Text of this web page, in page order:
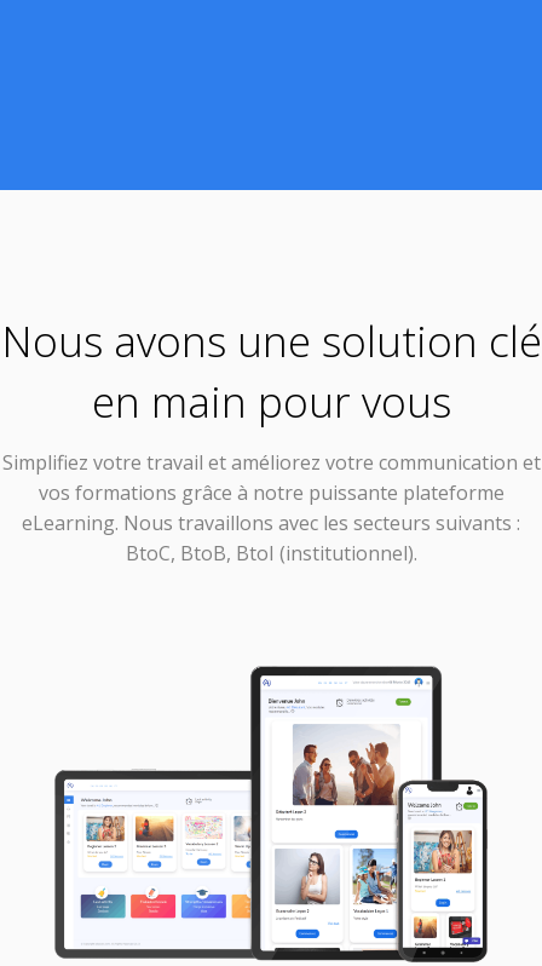
Nous avons une solution clé
en main pour vous
Simplifiez votre travail et améliorez votre communication et
vos formations grâce à notre puissante plateforme
eLearning. Nous travaillons avec les secteurs suivants :
BtoC, BtoB, BtoI (institutionnel).